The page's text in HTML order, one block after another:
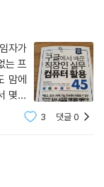
보통의 직장인을
어떻게 관리하느
닌, 적재적소에 활용
워포인트를 이야기
은 이런 프로그램
용하는지를 담았습
한눈에 보이는 엑셀
법 등 집중력을 높
자가
는 프
맘에
몇달
쓰고
내
3 댓글0